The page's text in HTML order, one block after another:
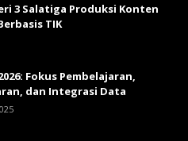
3 Salatiga Produksi Konten
TIK
Fokus Pembelajaran,
dan Integrasi Data